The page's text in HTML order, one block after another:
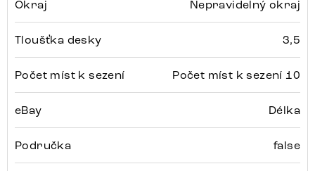
Okraj Nepravidelný okraj
Tloušťka desky 3,5
Počet míst k sezení Počet míst k sezení 10
eBay Délka
Područka false